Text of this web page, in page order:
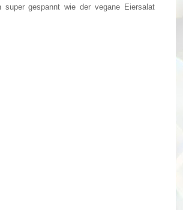
gespannt wie der vegane Eiersalat